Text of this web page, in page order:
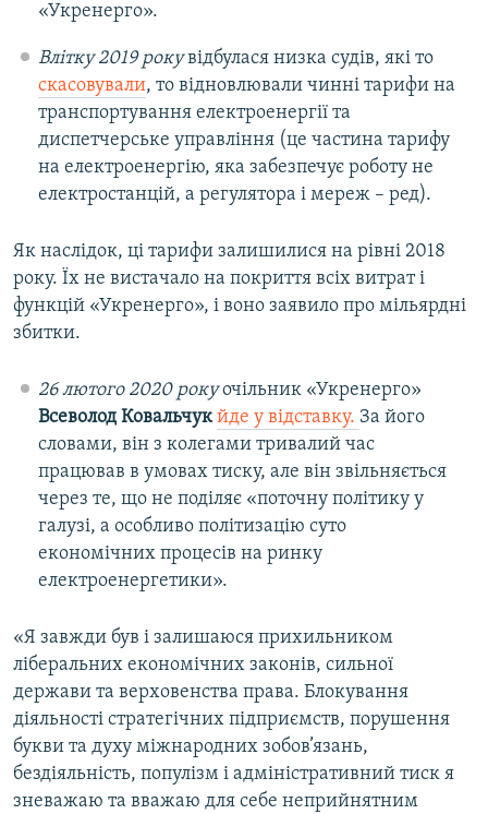
«Укренерго».
Влітку 2019 рокувідбулася низка судів, які то
скасовували, то відновлювали чинні тарифи на
транспортування електроенергії та
диспетчерське управління (це частина тарифу
на електроенергію, яка забезпечує роботу не
електростанцій, а регулятора і мереж – ред).
Як наслідок, ці тарифи залишилися на рівні 2018
року. Їх не вистачало на покриття всіх витрат і
функцій «Укренерго», і воно заявило про мільярдні
збитки.
26 лютого 2020 рокуочільник «Укренерго»
Всеволод Ковальчук йде у відставку. За його
словами, він з колегами тривалий час
працював в умовах тиску, але він звільняється
через те, що не поділяє «поточну політику у
галузі, а особливо політизацію суто
економічних процесів на ринку
електроенергетики».
«Я завжди був і залишаюся прихильником
ліберальних економічних законів, сильної
держави та верховенства права. Блокування
діяльності стратегічних підприємств, порушення
букви та духу міжнародних зобов’язань,
бездіяльність, популізм і адміністративний тиск я
зневажаю та вважаю для себе неприйнятним